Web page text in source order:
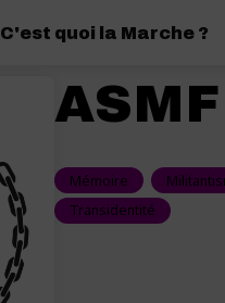
C'est quoi la Marche ?
ASMF
Mémoire
Transidentité